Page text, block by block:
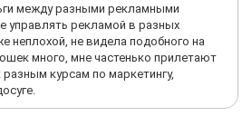
между разными рекламными
управлять рекламой в разных
неплохой, не видела подобного на
много, мне частенько прилетают
курсам по маркетингу,